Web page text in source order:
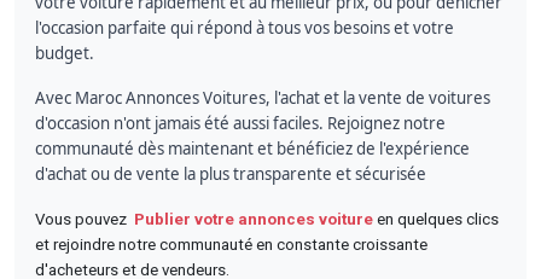
l'occasion parfaite qui répond à tous vos besoins et votre
budget.
Avec Maroc Annonces Voitures, l'achat et la vente de voitures
d'occasion n'ont jamais été aussi faciles. Rejoignez notre
communauté dès maintenant et bénéficiez de l'expérience
d'achat ou de vente la plus transparente et sécurisée
Vous pouvez Publier votre annonces voiture en quelques clics
et rejoindre notre communauté en constante croissante
d'acheteurs et de vendeurs.